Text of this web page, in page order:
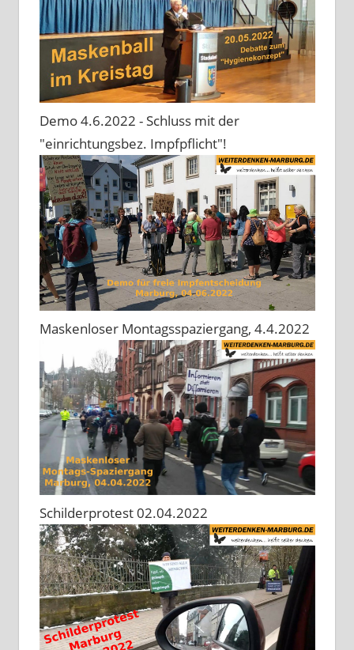
Demo 4.6.2022 - Schluss mit der
"einrichtungsbez. Impfpflicht"!
Maskenloser Montagsspaziergang, 4.4.2022
Schilderprotest 02.04.2022